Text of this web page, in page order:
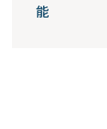
能